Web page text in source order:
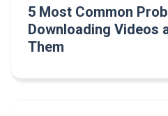
5 Most Common
Downloading Videos
Them